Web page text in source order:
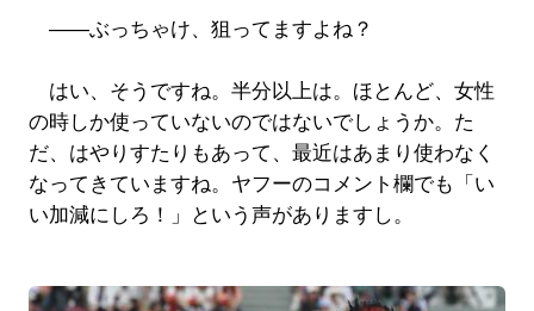
――ぶっちゃけ、狙ってますよね？
はい、そうですね。半分以上は。ほとんど、女性
の時しか使っていないのではないでしょうか。た
だ、はやりすたりもあって、最近はあまり使わなく
なってきていますね。ヤフーのコメント欄でも「い
い加減にしろ！」という声がありますし。